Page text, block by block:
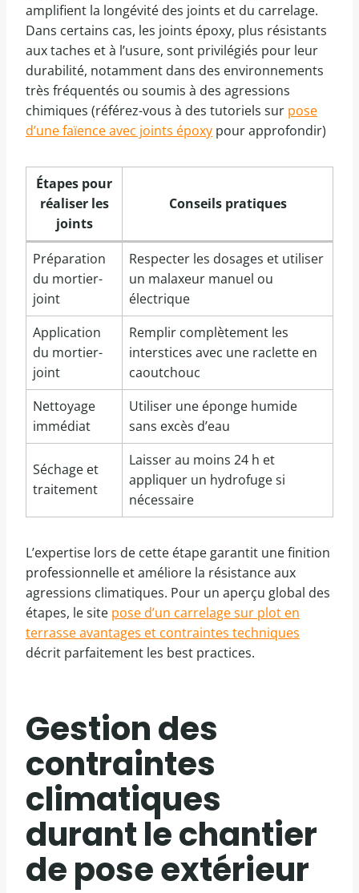
amplifient la longévité des joints et du carrelage.
Dans certains cas, les joints époxy, plus résistants
aux taches et à l’usure, sont privilégiés pour leur
durabilité, notamment dans des environnements
très fréquentés ou soumis à des agressions
chimiques (référez-vous à des tutoriels sur pose
d’une faïence avec joints époxy pour approfondir)
Étapes pour
réaliser les
joints
Conseils pratiques
Préparation
du mortier-
joint
Respecter les dosages et utiliser
un malaxeur manuel ou
électrique
Application
du mortier-
joint
Remplir complètement les
interstices avec une raclette en
caoutchouc
Nettoyage
immédiat
Utiliser une éponge humide
sans excès d’eau
Séchage et
traitement
Laisser au moins 24 h et
appliquer un hydrofuge si
nécessaire
L’expertise lors de cette étape garantit une finition
professionnelle et améliore la résistance aux
agressions climatiques. Pour un aperçu global des
étapes, le site pose d’un carrelage sur plot en
terrasse avantages et contraintes techniques
décrit parfaitement les best practices.
Gestion des
contraintes
climatiques
durant le chantier
de pose extérieur